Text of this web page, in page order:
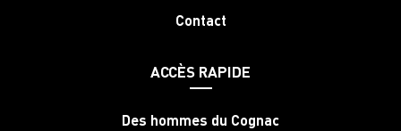
Contact
ACCÈS RAPIDE
Des hommes du Cognac